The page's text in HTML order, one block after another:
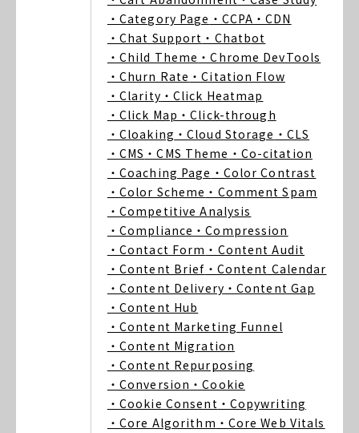
・Category Page ・CCPA ・CDN
・Chat Support ・Chatbot
・Child Theme ・Chrome DevTools
・Churn Rate ・Citation Flow
・Clarity ・Click Heatmap
・Click Map ・Click-through
・Cloaking ・Cloud Storage ・CLS
・CMS ・CMS Theme ・Co-citation
・Coaching Page ・Color Contrast
・Color Scheme ・Comment Spam
・Competitive Analysis
・Compliance ・Compression
・Contact Form ・Content Audit
・Content Brief ・Content Calendar
・Content Delivery ・Content Gap
・Content Hub
・Content Marketing Funnel
・Content Migration
・Content Repurposing
・Conversion ・Cookie
・Cookie Consent ・Copywriting
・Core Algorithm ・Core Web Vitals